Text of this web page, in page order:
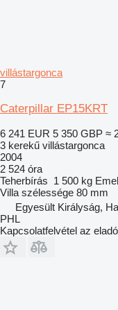
villástargonca
7
Caterpillar EP15KRT
6 241 EUR 5 350 GBP ≈
3 kerekű villástargonca
2004
2 524 óra
Teherbírás 1 500 kg
Villa szélessége 80 mm
Egyesült Királyság,
PHL
Kapcsolatfelvétel az